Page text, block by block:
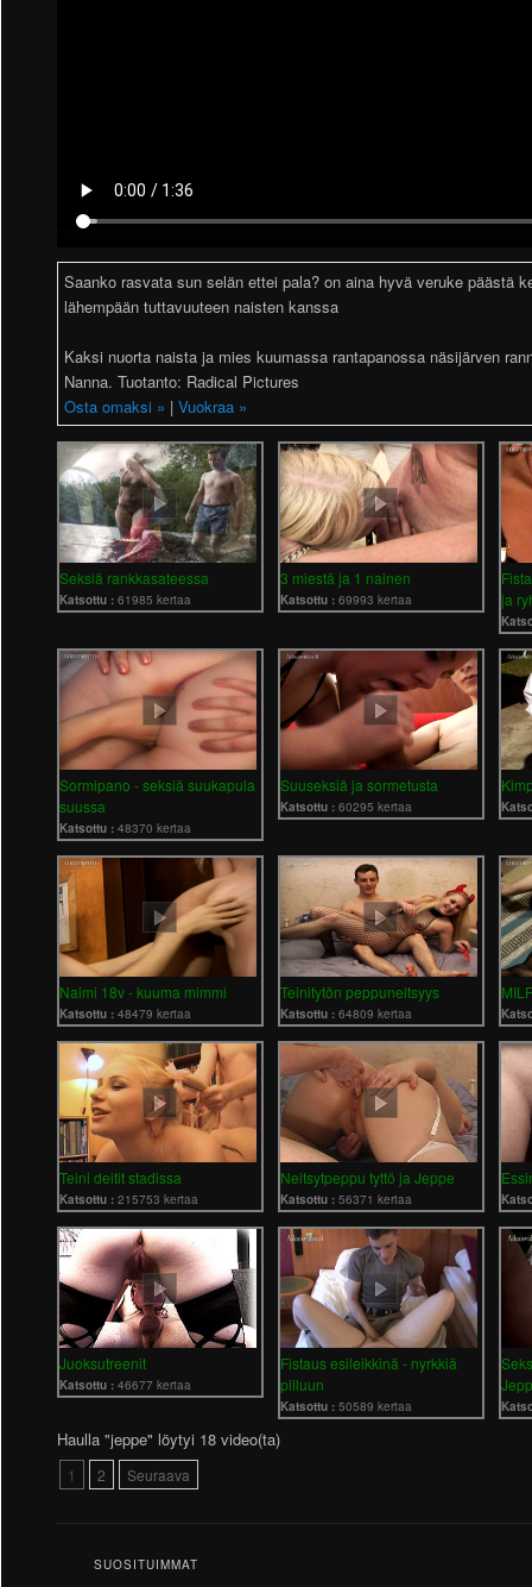
Saanko rasvata sun selän ettei pala? on aina hyvä veruke päästä
lähempään tuttavuuteen naisten kanssa
Kaksi nuorta naista ja mies kuumassa rantapanossa näsijärven
Nanna. Tuotanto: Radical Pictures
Osta omaksi » |Vuokraa »
Seksiä rankkasateessa
Katsottu :61985 kertaa
3 miestä ja 1 nainen
Katsottu :69993 kertaa
ja
Sormipano - seksiä suukapula
suussa
Katsottu :48370 kertaa
Suuseksiä ja sormetusta
Katsottu :60295 kertaa
Naimi 18v - kuuma mimmi
Katsottu :48479 kertaa
Teinitytön peppuneitsyys
Katsottu :64809 kertaa
Teini deitit stadissa
Katsottu :215753 kertaa
Neitsytpeppu tyttö ja Jeppe
Katsottu :56371 kertaa
Juoksutreenit
Katsottu :46677 kertaa
Fistaus esileikkinä - nyrkkiä
pilluun
Katsottu :50589 kertaa
Haulla "jeppe" löytyi 18 video(ta)
1 2 Seuraava
SUOSITUIMMAT